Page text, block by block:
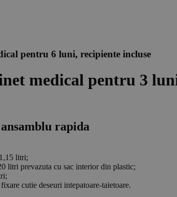
pentru 6 luni, recipiente incluse
medical pentru 3
rapida
litri;
litri prevazuta cu sac interior din plastic;
cutie deseuri intepatoare-taietoare.